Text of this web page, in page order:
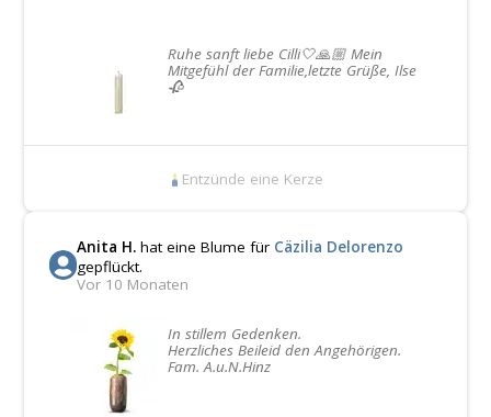
Ruhe sanft liebe Cilli🤍🙏🏼 Mein
Mitgefühl der Familie,letzte Grüße, Ilse
🥀
Entzünde eine Kerze
Anita H.hat eine Blume für Cäzilia Delorenzo
gepflückt.
Vor 10 Monaten
In stillem Gedenken.
Herzliches Beileid den Angehörigen.
Fam. A.u.N.Hinz